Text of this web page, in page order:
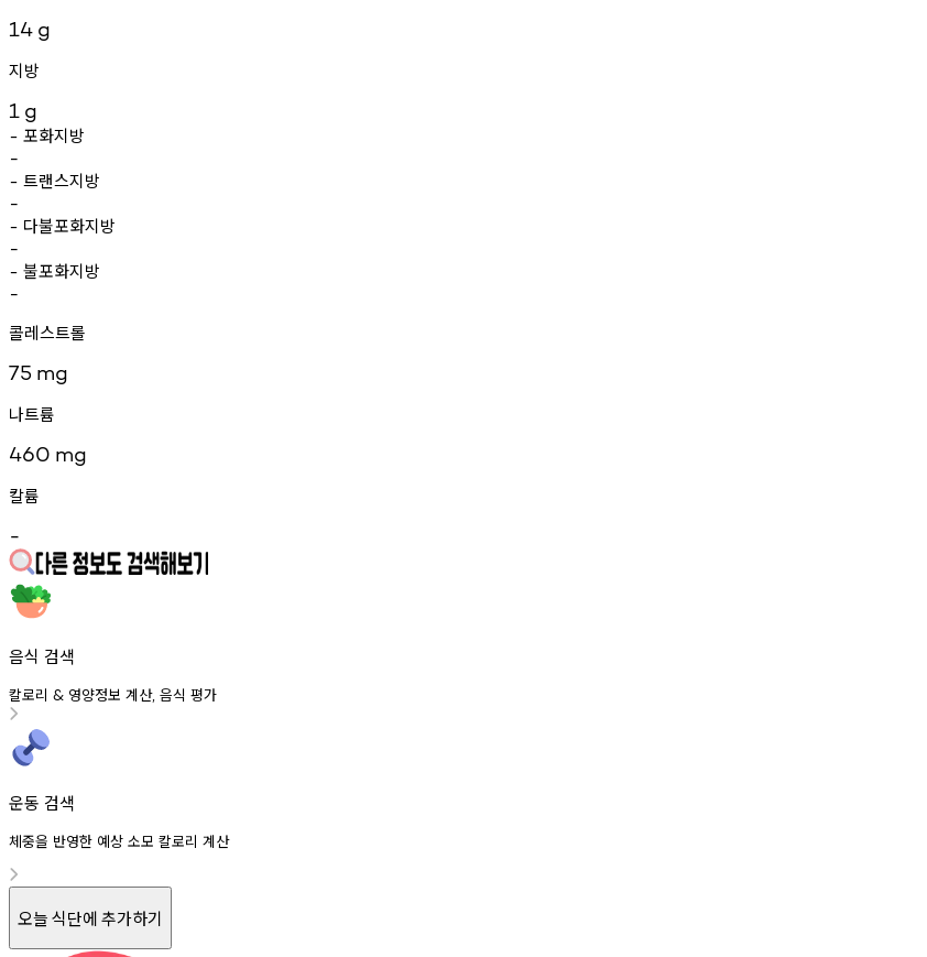
14 g
지방
1 g
- 포화지방
-
- 트랜스지방
-
- 다불포화지방
-
- 불포화지방
-
콜레스트롤
75 mg
나트륨
460 mg
칼륨
-
음식 검색
칼로리 & 영양정보 계산, 음식 평가
운동 검색
체중을 반영한 예상 소모 칼로리 계산
오늘 식단에 추가하기